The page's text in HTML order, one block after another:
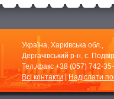
Україна, Харківська обл.,
Дергачівський р-н, с.
Тел./факс+38 (057) 742-
Всі контакти|Надіслати